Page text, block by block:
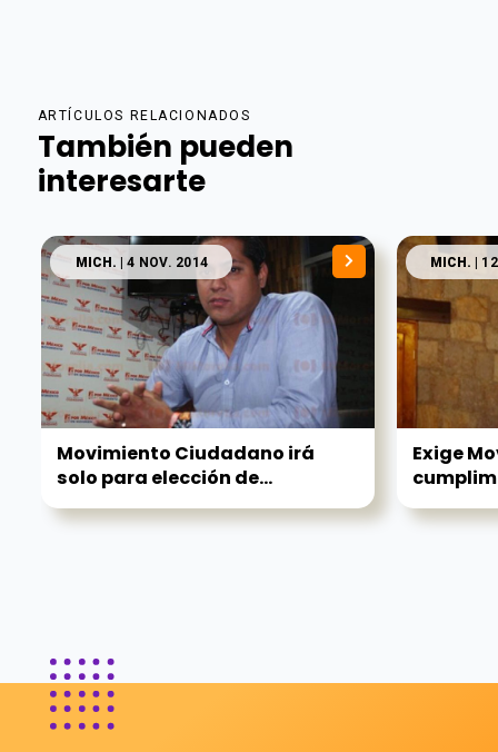
ARTÍCULOS RELACIONADOS
También pueden
interesarte
MICH. | 4 NOV. 2014
Movimiento Ciudadano irá
solo para elección de...
MICH. |
Exige